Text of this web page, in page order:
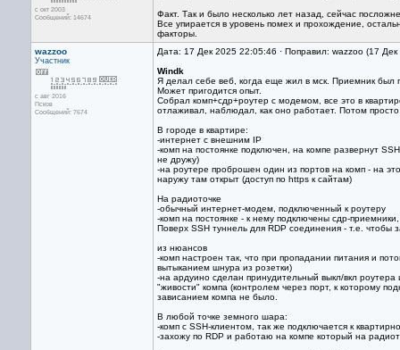
с окт 2003
Сообщений: 14674
Факт. Так и было несколько лет назад, сейчас
Все упирается в уровень помех и прохождение,
факторы.
wazzoo
Участник
с авг 2016
Псков
Сообщений: 7674
Дата: 17 Дек 2025 22:05:46 · Поправил: wazzoo (17
Windk
Я делал себе веб, когда еще жил в мск. Приемник был
Может пригодится опыт.
Собрал комп+сдр+роутер с модемом, все это в
отлаживал, наблюдал, как оно работает. Потом
В городе в квартире:
-интернет с внешним IP
-комп на постоянке подключен, на компе развернут
не дружу)
-на роутере проброшен один из портов на комп - на
наружу там открыт (доступ по https к сайтам)
На радиоточке
-обычный интернет-модем, подключенный к роутеру
-комп на постоянке - к нему подключены сдр-
Поверх SSH туннель для RDP соединения - т.е.
из нюансов
-комп настроен так, что при пропадании питания и
вытыканием шнура из розетки)
-на ардуино сделан принудительный выкл/вкл
"живости" компа (контролем через порт, к которому
зависанием компа не было.
В любой точке земного шара:
-комп с SSH-клиентом, так же подключается к
-захожу по RDP и работаю на компе который на